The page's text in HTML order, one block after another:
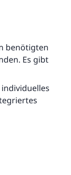
benötigten
Es gibt
individuelles